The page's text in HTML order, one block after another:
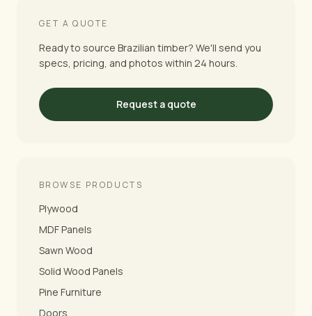
GET A QUOTE
Ready to source Brazilian timber? We'll send you
specs, pricing, and photos within 24 hours.
Request a quote
BROWSE PRODUCTS
Plywood
MDF Panels
Sawn Wood
Solid Wood Panels
Pine Furniture
Doors